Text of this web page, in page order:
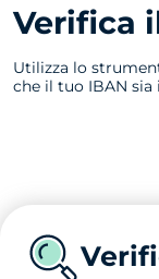
Verifica
Utilizza lo
che il tuo IBAN